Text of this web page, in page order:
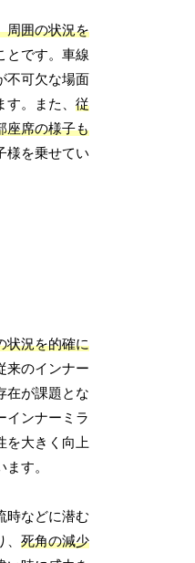
周囲の状況を
とです。車線
不可欠な場面
す。また、従
座席の様子も
様を乗せてい
状況を的確に
来のインナー
在が課題とな
インナーミラ
を大きく向上
す。
時などに潜む
、死角の減少